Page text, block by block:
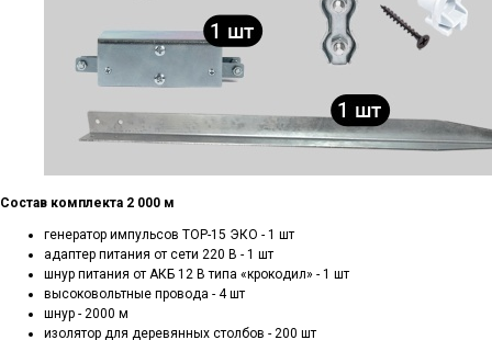
Состав комплекта 2 000 м
генератор импульсов ТОР-15 ЭКО - 1 шт
адаптер питания от сети 220 В - 1 шт
шнур питания от АКБ 12 В типа «крокодил» - 1 шт
высоковольтные провода - 4 шт
шнур - 2000 м
изолятор для деревянных столбов - 200 шт